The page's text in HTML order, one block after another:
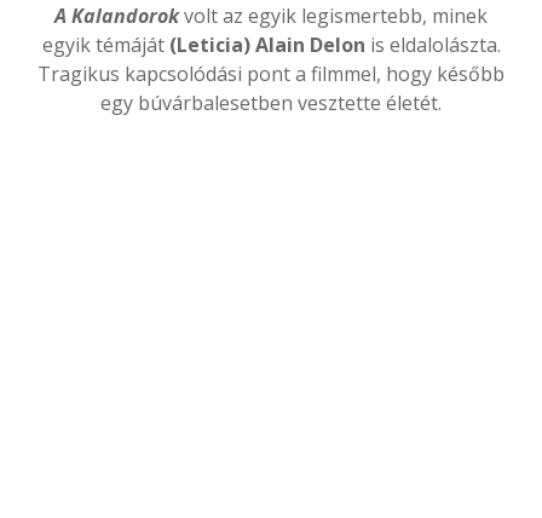
A Kalandorokvolt az egyik legismertebb, minek
egyik témáját(Leticia) Alain Delon is eldalolászta.
Tragikus kapcsolódási pont a filmmel, hogy később
egy búvárbalesetben vesztette életét.